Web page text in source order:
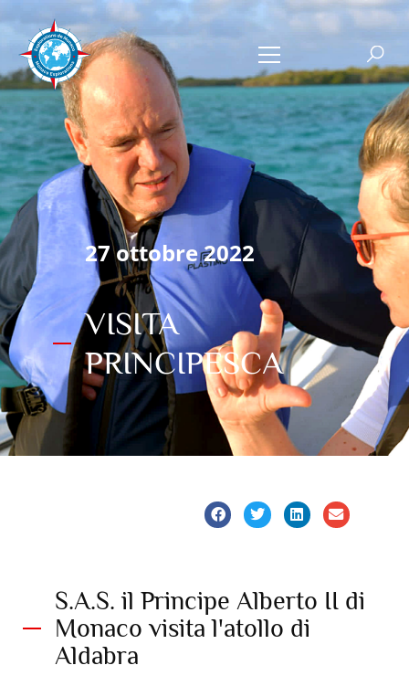
27 ottobre 2022
VISITA
PRINCIPESCA
S.A.S. il Principe Alberto II di
Monaco visita l'atollo di
Aldabra